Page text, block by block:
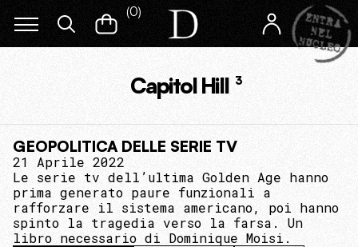
(0)
Capitol Hill 3
GEOPOLITICA DELLE SERIE TV
21 Aprile 2022
Le serie tv dell’ultima Golden Age hanno
prima generato paure funzionali a
rafforzare il sistema americano, poi hanno
spinto la tragedia verso la farsa. Un
libro necessario di Dominique Moisi.